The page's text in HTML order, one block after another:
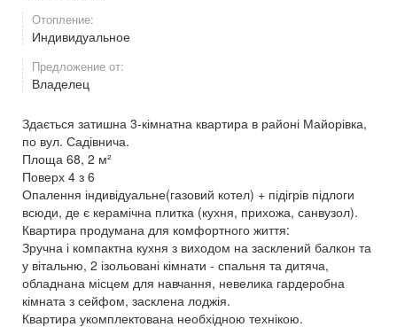
Отопление:
Индивидуальное
Предложение от:
Владелец
Здається затишна 3-кімнатна квартира в районі Майорівка,
по вул. Садівнича.
Площа 68, 2 м²
Поверх 4 з 6
Опалення індивідуальне(газовий котел) + підігрів підлоги
всюди, де є керамічна плитка (кухня, прихожа, санвузол).
Квартира продумана для комфортного життя:
Зручна і компактна кухня з виходом на засклений балкон та
у вітальню, 2 ізольовані кімнати - спальня та дитяча,
обладнана місцем для навчання, невелика гардеробна
кімната з сейфом, засклена лоджія.
Квартира укомплектована необхідною технікою.